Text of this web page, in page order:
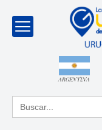
ARGENTINA
Buscar: